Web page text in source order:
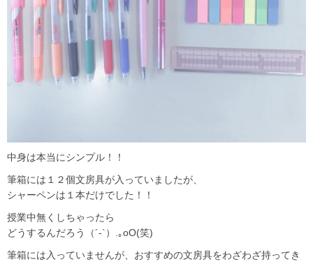
中身は本当にシンプル！！
筆箱には１２個文房具が入っていましたが、
シャーペンは１本だけでした！！
授業中無くしちゃったら
どうするんだろう（´-`）.｡oO(笑)
筆箱には入っていませんが、おすすめの文房具をわざわざ持ってき